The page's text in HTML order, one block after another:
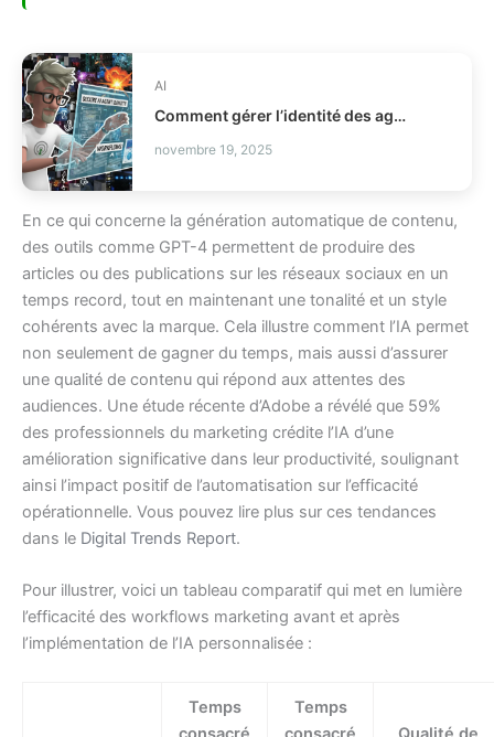
AI
Comment gérer l’identité des agents IA en production IAM ?
novembre 19, 2025
En ce qui concerne la génération automatique de contenu,
des outils comme GPT-4 permettent de produire des
articles ou des publications sur les réseaux sociaux en un
temps record, tout en maintenant une tonalité et un style
cohérents avec la marque. Cela illustre comment l’IA permet
non seulement de gagner du temps, mais aussi d’assurer
une qualité de contenu qui répond aux attentes des
audiences. Une étude récente d’Adobe a révélé que 59%
des professionnels du marketing crédite l’IA d’une
amélioration significative dans leur productivité, soulignant
ainsi l’impact positif de l’automatisation sur l’efficacité
opérationnelle. Vous pouvez lire plus sur ces tendances
dans le Digital Trends Report.
Pour illustrer, voici un tableau comparatif qui met en lumière
l’efficacité des workflows marketing avant et après
l’implémentation de l’IA personnalisée :
Temps
Temps